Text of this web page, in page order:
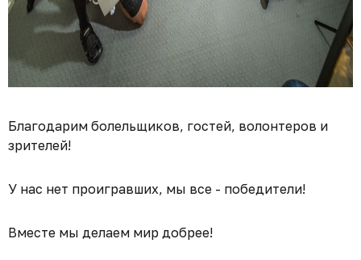
Благодарим болельщиков, гостей, волонтеров и
зрителей!
У нас нет проигравших, мы все - победители!
Вместе мы делаем мир добрее!